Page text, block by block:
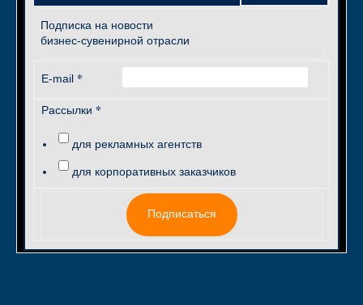
Подписка на новости
бизнес-сувенирной отрасли
E-mail *
Рассылки *
для рекламных агентств
для корпоративных заказчиков
Подписаться